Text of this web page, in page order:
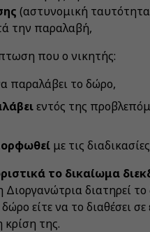
(αστυνομική
την παραλαβή,
που ο νικητής:
παραλάβει το δώρο,
εντός της
με τις
το δικαίωμα
Διοργανώτρια διατηρεί
είτε να το διαθέσει
της.